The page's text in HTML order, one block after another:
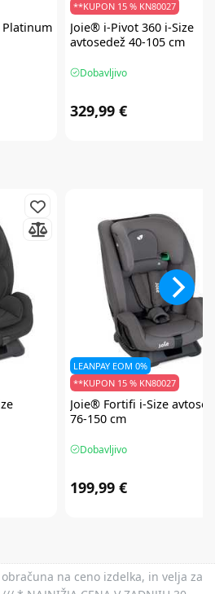
Platinum
**KUPON 15 % KN80027
Joie® i-Pivot 360 i-Size
avtosedež 40-105 cm
Dobavljivo
329,99 €
LEANPAY EOM 0%
**KUPON 15 % KN80027
Joie® Fortifi i-Size
76-150 cm
Dobavljivo
199,99 €
na ceno izdelka, in velja za